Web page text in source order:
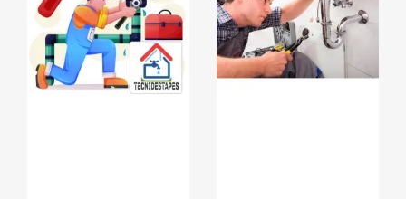
favorite_border favorite_border